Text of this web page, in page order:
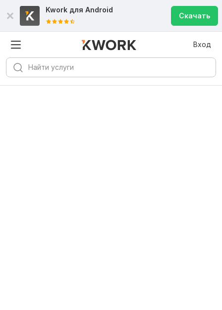
Kwork для Android
Скачать
Вход